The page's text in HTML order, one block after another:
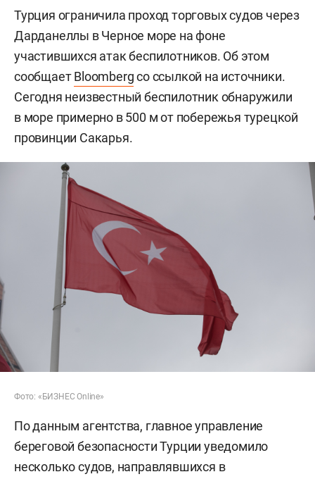
Турция ограничила проход торговых судов через
Дарданеллы в Черное море на фоне
участившихся атак беспилотников. Об этом
сообщаетBloombergсо ссылкой на источники.
Сегодня неизвестный беспилотник обнаружили
в море примерно в 500 м от побережья турецкой
провинции Сакарья.
Фото: «БИЗНЕС Online»
По данным агентства, главное управление
береговой безопасности Турции уведомило
несколько судов, направлявшихся в